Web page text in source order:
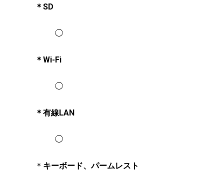
＊SD
◯
＊Wi-Fi
◯
＊有線LAN
◯
＊ キーボード、パームレスト